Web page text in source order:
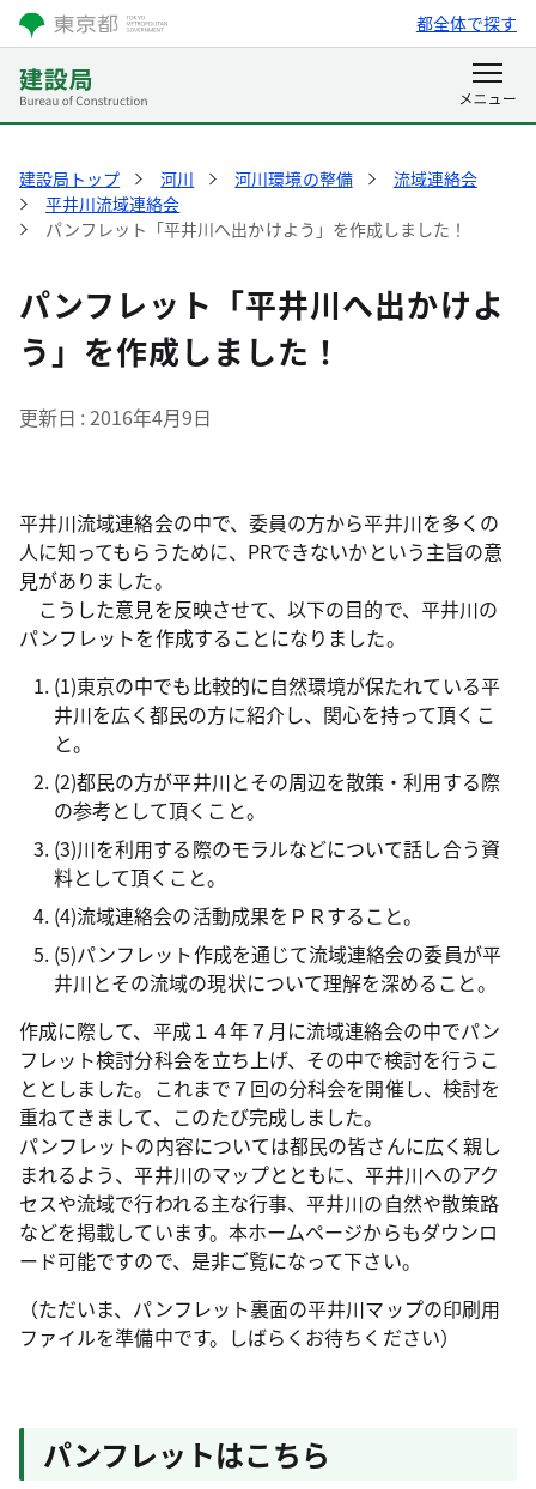
都全体で探す
建設局トップ 河川 河川環境の整備
流域連絡会
平井川流域連絡会
パンフレット「平井川へ出かけよう」を作成しました！
パンフレット「平井川へ出かけよ
う」を作成しました！
更新日 2016年4月9日
平井川流域連絡会の中で、委員の方から平井川を多くの
人に知ってもらうために、PRできないかという主旨の意
見がありました。
こうした意見を反映させて、以下の目的で、平井川の
パンフレットを作成することになりました。
(1)東京の中でも比較的に自然環境が保たれている平
井川を広く都民の方に紹介し、関心を持って頂くこ
と。
(2)都民の方が平井川とその周辺を散策・利用する際
の参考として頂くこと。
(3)川を利用する際のモラルなどについて話し合う資
料として頂くこと。
(4)流域連絡会の活動成果をＰＲすること。
(5)パンフレット作成を通じて流域連絡会の委員が平
井川とその流域の現状について理解を深めること。
作成に際して、平成１４年７月に流域連絡会の中でパン
フレット検討分科会を立ち上げ、その中で検討を行うこ
ととしました。これまで７回の分科会を開催し、検討を
重ねてきまして、このたび完成しました。
パンフレットの内容については都民の皆さんに広く親し
まれるよう、平井川のマップとともに、平井川へのアク
セスや流域で行われる主な行事、平井川の自然や散策路
などを掲載しています。本ホームページからもダウンロ
ード可能ですので、是非ご覧になって下さい。
（ただいま、パンフレット裏面の平井川マップの印刷用
ファイルを準備中です。しばらくお待ちください）
パンフレットはこちら